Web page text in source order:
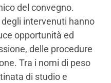
del convegno.
intervenuti hanno
opportunità ed
delle procedure
Tra i nomi di peso
di studio e